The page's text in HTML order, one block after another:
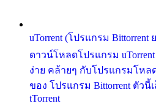
uTorrent (โปรแกรม
ดาวน์โหลดโปรแกรม
ง่าย คล้ายๆ กับโปรแกรมโหล
ของ โปรแกรม Bittorrent ตัวนี้
tTorrent